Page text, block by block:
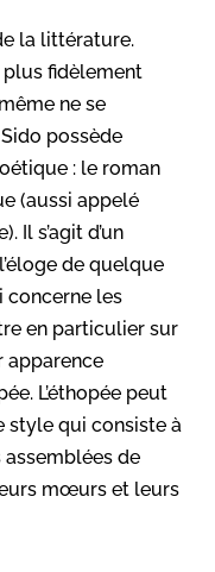
la littérature.
fidèlement
ne se
possède
: le roman
(aussi appelé
Il s’agit d’un
de quelque
concerne les
en particulier sur
apparence
L’éthopée peut
style qui consiste à
assemblées de
mœurs et leurs